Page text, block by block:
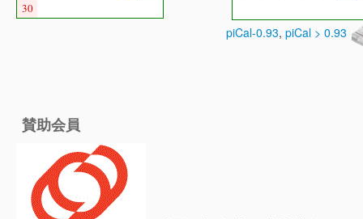
30
piCal-0.93, piCal > 0.93
賛助会員